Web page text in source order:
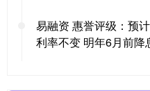
易融资 惠誉评级：预
利率不变 明年6月前降